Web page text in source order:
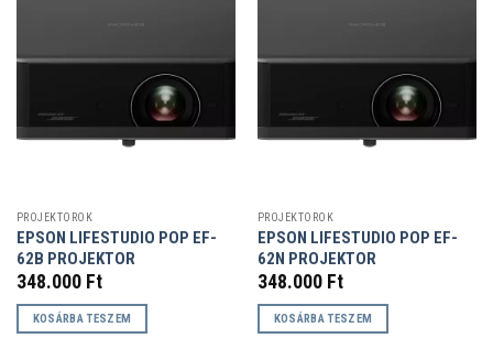
PROJEKTOROK
EPSON LIFESTUDIO POP EF-
62B PROJEKTOR
348.000 Ft
KOSÁRBA TESZEM
PROJEKTOROK
EPSON LIFESTUDIO POP EF-
62N PROJEKTOR
348.000 Ft
KOSÁRBA TESZEM